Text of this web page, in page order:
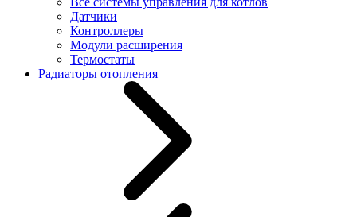
Датчики
Контроллеры
Модули расширения
Термостаты
Радиаторы отопления